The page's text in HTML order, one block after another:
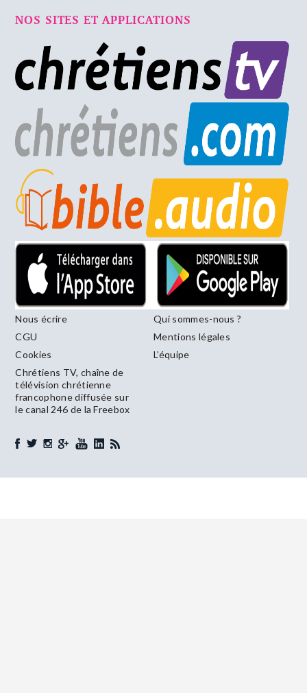
NOS SITES ET APPLICATIONS
Nous écrire
Qui sommes-nous ?
CGU
Mentions légales
Cookies
L’équipe
Chrétiens TV, chaîne de
télévision chrétienne
francophone diffusée sur
le canal 246 de la Freebox